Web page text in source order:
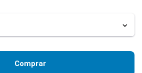
Comprar